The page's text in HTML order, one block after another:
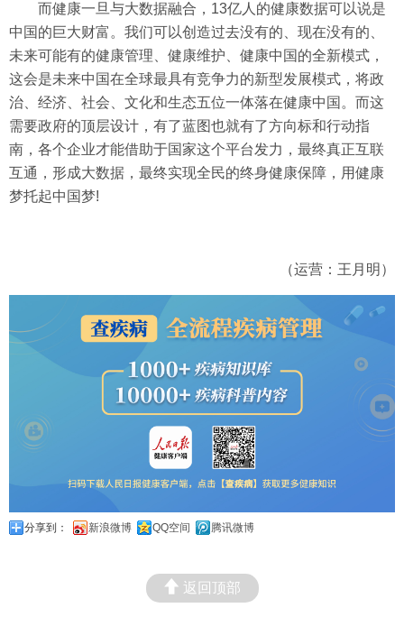
而健康一旦与大数据融合，13亿人的健康数据可以说是
中国的巨大财富。我们可以创造过去没有的、现在没有的、
未来可能有的健康管理、健康维护、健康中国的全新模式，
这会是未来中国在全球最具有竞争力的新型发展模式，将政
治、经济、社会、文化和生态五位一体落在健康中国。而这
需要政府的顶层设计，有了蓝图也就有了方向标和行动指
南，各个企业才能借助于国家这个平台发力，最终真正互联
互通，形成大数据，最终实现全民的终身健康保障，用健康
梦托起中国梦!
（运营：王月明）
分享到： 新浪微博 QQ空间 腾讯微博
返回顶部